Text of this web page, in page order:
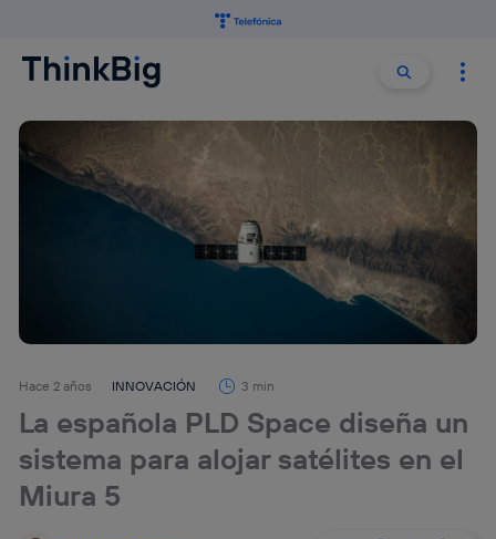
Buscar
Hace 2 años INNOVACIÓN 3 min
La española PLD Space diseña un
sistema para alojar satélites en el
Miura 5